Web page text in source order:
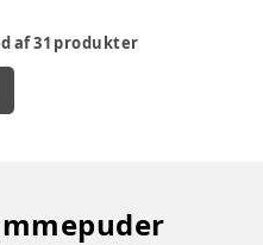
af31 produkter